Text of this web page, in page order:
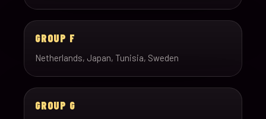
GROUP F
Netherlands, Japan, Tunisia, Sweden
GROUP G